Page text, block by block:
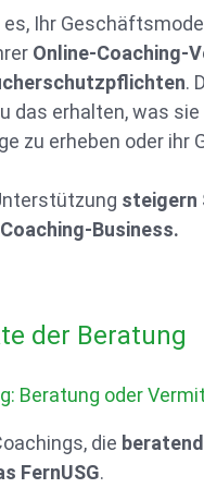
es, Ihr
Online-Coaching-
.
das erhalten, was
zu erheben oder ihr
steigern
Business.
der Beratung
Beratung oder
die
FernUSG.